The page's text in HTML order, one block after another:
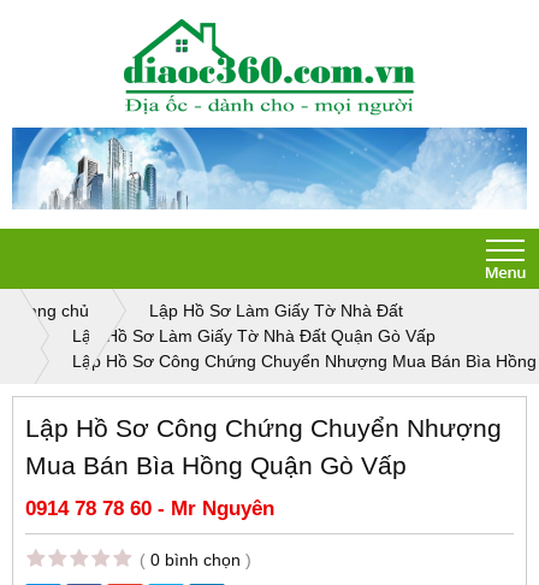
Trang chủ
Lập Hồ Sơ Làm Giấy Tờ Nhà Đất
Lập Hồ Sơ Làm Giấy Tờ Nhà Đất Quận Gò Vấp
Lập Hồ Sơ Công Chứng Chuyển Nhượng Mua Bán Bìa
Lập Hồ Sơ Công Chứng Chuyển Nhượng
Mua Bán Bìa Hồng Quận Gò Vấp
0914 78 78 60 - Mr Nguyên
( 0 bình chọn )